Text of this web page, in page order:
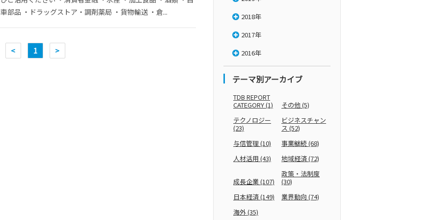
部品 ・ドラッグストア・調剤薬局 ・貨物輸送 ・倉...
< 1 >
2018年
2017年
2016年
テーマ別アーカイブ
TDB REPORT
CATEGORY(1) その他(5)
テクノロジー
(23)
ビジネスチャン
ス (52)
与信管理(10) 事業継続(68)
人材活用 (43) 地域経済(72)
成長企業(107)
政策・法制度
(30)
日本経済(149) 業界動向 (74)
海外(35)